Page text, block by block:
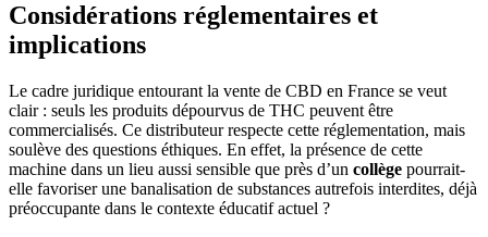
Considérations réglementaires et
implications
Le cadre juridique entourant la vente de CBD en France se veut
clair : seuls les produits dépourvus de THC peuvent être
commercialisés. Ce distributeur respecte cette réglementation, mais
soulève des questions éthiques. En effet, la présence de cette
machine dans un lieu aussi sensible que près d’un collège pourrait-
elle favoriser une banalisation de substances autrefois interdites, déjà
préoccupante dans le contexte éducatif actuel ?